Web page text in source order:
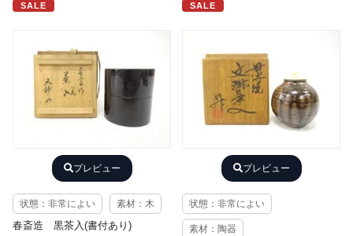
SALE
プレビュー
状態：非常によい 素材：木
春斎造 黒茶入(書付あり)
SALE
プレビュー
状態：非常によい
素材：陶器